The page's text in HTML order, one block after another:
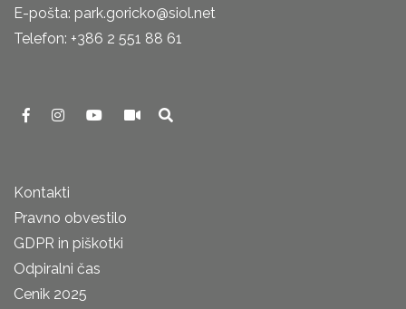
E-pošta: park.goricko@siol.net
Telefon: +386 2 551 88 61
Kontakti
Pravno obvestilo
GDPR in piškotki
Odpiralni čas
Cenik 2025